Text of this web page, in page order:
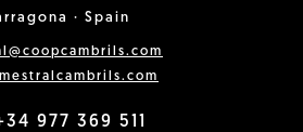
· Spain
977 369 511